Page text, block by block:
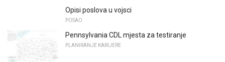
Opisi poslova u vojsci
POSAO
Pennsylvania CDL mjesta za testiranje
PLANIRANJE KARIJERE